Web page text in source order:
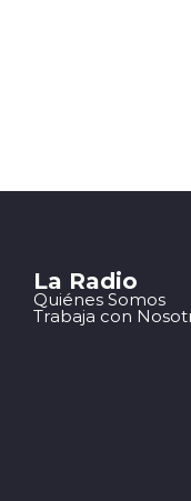
La Radio
Quiénes Somos
Trabaja con